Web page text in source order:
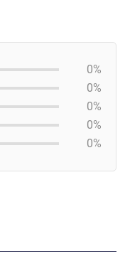
0%
0%
0%
0%
0%